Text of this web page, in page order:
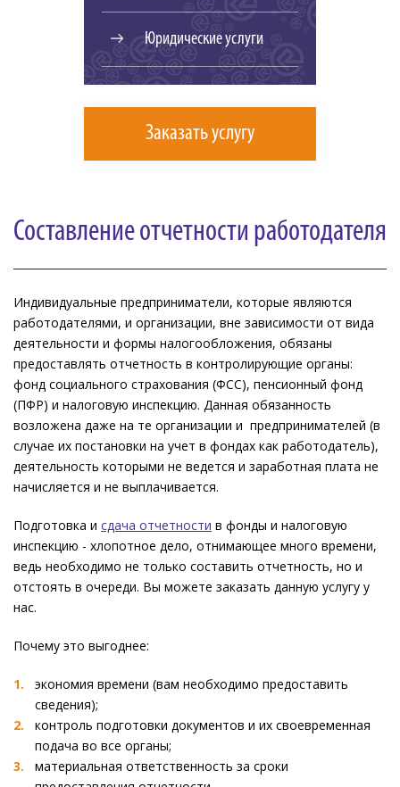
Юридические услуги
Заказать услугу
Составление отчетности работодателя
Индивидуальные предприниматели, которые являются
работодателями, и организации, вне зависимости от вида
деятельности и формы налогообложения, обязаны
предоставлять отчетность в контролирующие органы:
фонд социального страхования (ФСС), пенсионный фонд
(ПФР) и налоговую инспекцию. Данная обязанность
возложена даже на те организации и предпринимателей (в
случае их постановки на учет в фондах как работодатель),
деятельность которыми не ведется и заработная плата не
начисляется и не выплачивается.
Подготовка и сдача отчетности в фонды и налоговую
инспекцию - хлопотное дело, отнимающее много времени,
ведь необходимо не только составить отчетность, но и
отстоять в очереди. Вы можете заказать данную услугу у
нас.
Почему это выгоднее:
экономия времени (вам необходимо предоставить
сведения);
контроль подготовки документов и их своевременная
подача во все органы;
материальная ответственность за сроки